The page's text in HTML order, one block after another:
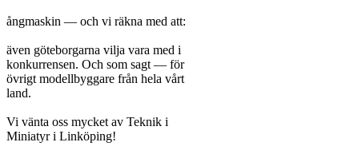
ångmaskin — och vi räkna med att:
även göteborgarna vilja vara med i
konkurrensen. Och som sagt — för
övrigt modellbyggare från hela vårt
land.
Vi vänta oss mycket av Teknik i
Miniatyr i Linköping!